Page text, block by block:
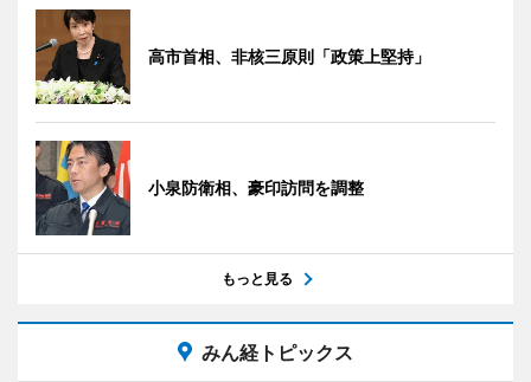
高市首相、非核三原則「政策上堅持」
小泉防衛相、豪印訪問を調整
もっと見る
みん経トピックス